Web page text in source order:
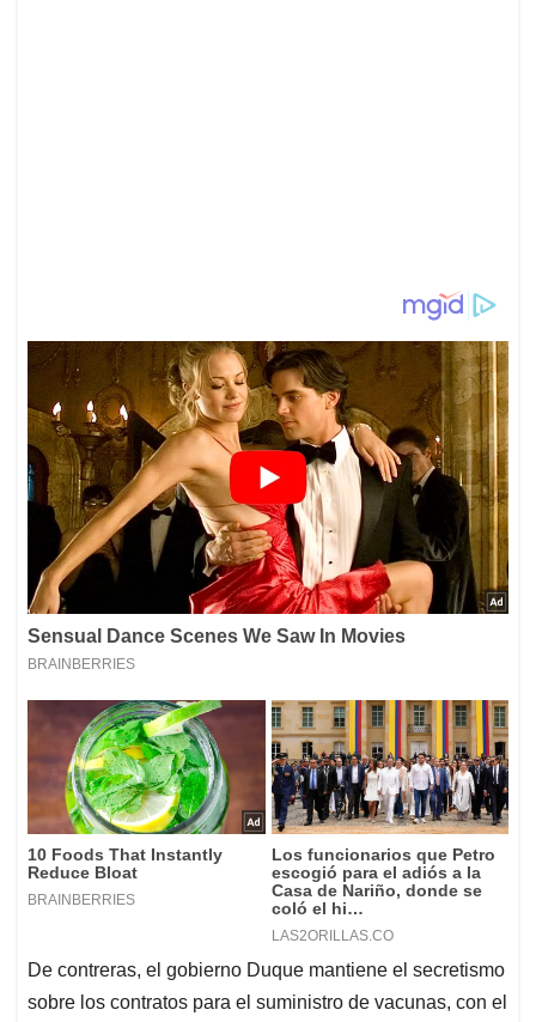
De contreras, el gobierno Duque mantiene el secretismo
sobre los contratos para el suministro de vacunas, con el